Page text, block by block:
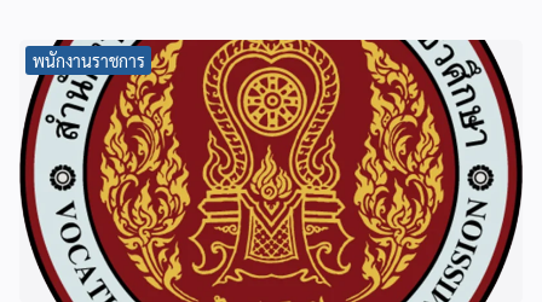
พนักงานราชการ